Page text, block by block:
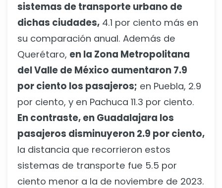
sistemas de transporte urbano de
dichas ciudades, 4.1 por ciento más en
su comparación anual. Además de
Querétaro, en la Zona Metropolitana
del Valle de México aumentaron 7.9
por ciento los pasajeros; en Puebla, 2.9
por ciento, y en Pachuca 11.3 por ciento.
En contraste, en Guadalajara los
pasajeros disminuyeron 2.9 por ciento,
la distancia que recorrieron estos
sistemas de transporte fue 5.5 por
ciento menor a la de noviembre de 2023.